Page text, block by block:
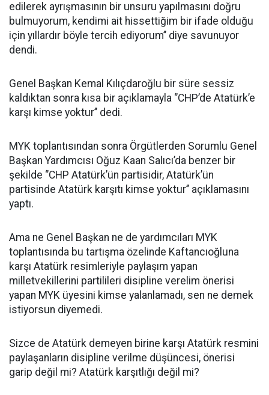
edilerek ayrışmasının bir unsuru yapılmasını doğru
bulmuyorum, kendimi ait hissettiğim bir ifade olduğu
için yıllardır böyle tercih ediyorum’’ diye savunuyor
dendi.
Genel Başkan Kemal Kılıçdaroğlu bir süre sessiz
kaldıktan sonra kısa bir açıklamayla ‘’CHP’de Atatürk’e
karşı kimse yoktur’’ dedi.
MYK toplantısından sonra Örgütlerden Sorumlu Genel
Başkan Yardımcısı Oğuz Kaan Salıcı’da benzer bir
şekilde ‘’CHP Atatürk’ün partisidir, Atatürk’ün
partisinde Atatürk karşıtı kimse yoktur’’ açıklamasını
yaptı.
Ama ne Genel Başkan ne de yardımcıları MYK
toplantısında bu tartışma özelinde Kaftancıoğluna
karşı Atatürk resimleriyle paylaşım yapan
milletvekillerini partilileri disipline verelim önerisi
yapan MYK üyesini kimse yalanlamadı, sen ne demek
istiyorsun diyemedi.
Sizce de Atatürk demeyen birine karşı Atatürk resmini
paylaşanların disipline verilme düşüncesi, önerisi
garip değil mi? Atatürk karşıtlığı değil mi?